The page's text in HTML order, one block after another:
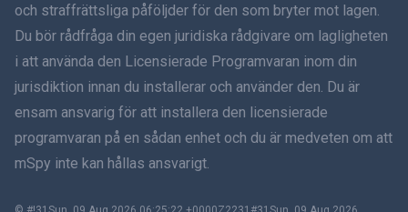
עברית
Română
Ελληνικά
och straffrättsliga påföljder för den som bryter mot lagen.
Du bör rådfråga din egen juridiska rådgivare om lagligheten
i att använda den Licensierade Programvaran inom din
jurisdiktion innan du installerar och använder den. Du är
ensam ansvarig för att installera den licensierade
programvaran på en sådan enhet och du är medveten om att
mSpy inte kan hållas ansvarigt.